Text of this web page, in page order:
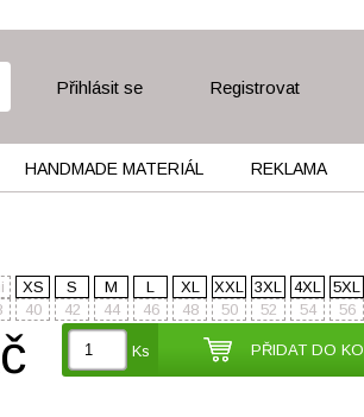
Přihlásit se Registrovat
HANDMADE MATERIÁL REKLAMA
XS S M L XL XXL 3XL 4XL 5XL
40 42 44 46 48 50 52 54 56
Ks PŘIDAT DO